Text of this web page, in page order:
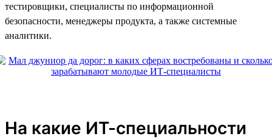
тестировщики, специалисты по информационной
безопасности, менеджеры продукта, а также системные
аналитики.
На какие ИТ-специальности